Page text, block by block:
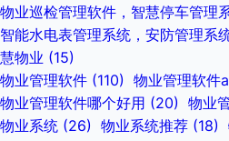
物业巡检管理软件，智慧停车管理
智能水电表管理系统，安防管理系
慧物业 (15)
物业管理软件 (110) 物业管理软件
物业管理软件哪个好用 (20) 物业
物业系统 (26) 物业系统推荐 (18)